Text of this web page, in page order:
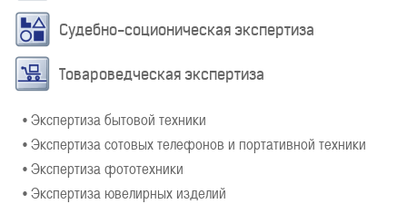
Судебно-соционическая экспертиза
Товароведческая экспертиза
• Экспертиза бытовой техники
• Экспертиза сотовых телефонов и портативной техники
• Экспертиза фототехники
• Экспертиза ювелирных изделий